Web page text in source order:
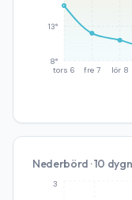
tors 6 fre 7 lör 8
8°
13°
Nederbörd · 10 dygn
3